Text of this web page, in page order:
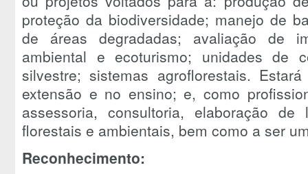
proteção da biodiversidade; manejo de
de áreas degradadas; avaliação de
ambiental e ecoturismo; unidades de
silvestre; sistemas agroflorestais.
extensão e no ensino; e, como
assessoria, consultoria, elaboração
florestais e ambientais, bem como a ser
Reconhecimento: